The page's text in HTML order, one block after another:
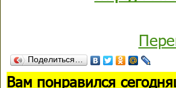
Поделиться…
Вам понравился